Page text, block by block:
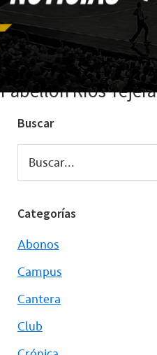
Pabellón Ríos Tejera
Buscar
Buscar...
Categorías
Abonos
Campus
Cantera
Club